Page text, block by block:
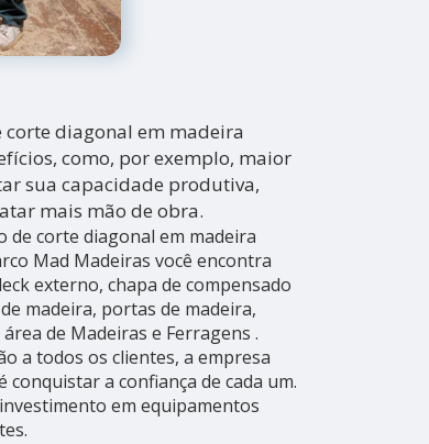
corte diagonal em madeira
como, por exemplo, maior
sua capacidade produtiva,
mais mão de obra.
de corte diagonal em madeira
Mad Madeiras você encontra
externo, chapa de compensado
madeira, portas de madeira,
de Madeiras e Ferragens .
a todos os clientes, a empresa
a confiança de cada um.
em equipamentos